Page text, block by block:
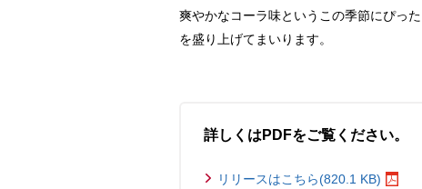
爽やかなコーラ味というこの季節にぴっ
を盛り上げてまいります。
詳しくはPDFをご覧ください。
リリースはこちら(820.1 KB)